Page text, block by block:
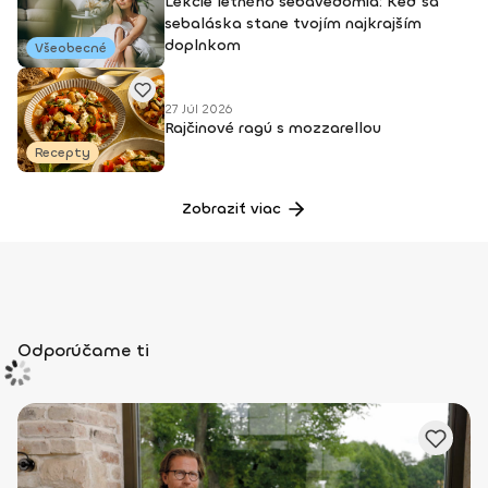
Všeobecné
sebaláska stane tvojím najkrajším
doplnkom
Recepty
27 Júl 2026
Rajčinové ragú s mozzarellou
Zobraziť viac
Odporúčame ti